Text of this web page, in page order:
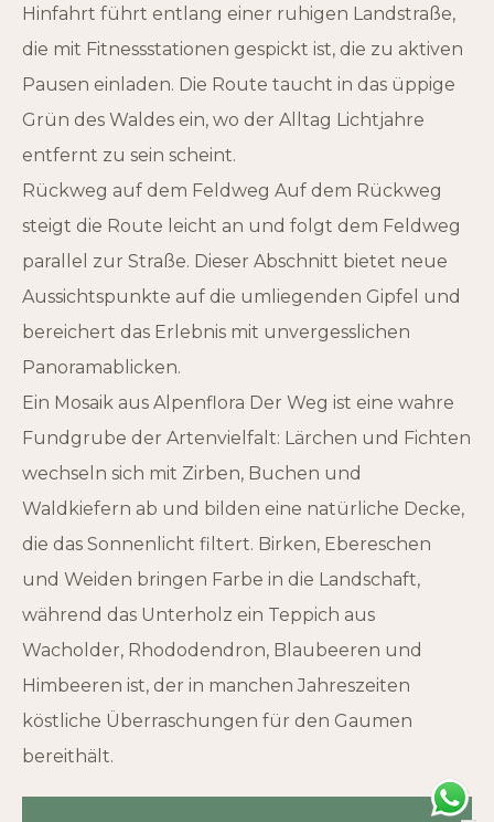
Hinfahrt führt entlang einer ruhigen Landstraße,
die mit Fitnessstationen gespickt ist, die zu aktiven
Pausen einladen. Die Route taucht in das üppige
Grün des Waldes ein, wo der Alltag Lichtjahre
entfernt zu sein scheint.
Rückweg auf dem Feldweg Auf dem Rückweg
steigt die Route leicht an und folgt dem Feldweg
parallel zur Straße. Dieser Abschnitt bietet neue
Aussichtspunkte auf die umliegenden Gipfel und
bereichert das Erlebnis mit unvergesslichen
Panoramablicken.
Ein Mosaik aus Alpenflora Der Weg ist eine wahre
Fundgrube der Artenvielfalt: Lärchen und Fichten
wechseln sich mit Zirben, Buchen und
Waldkiefern ab und bilden eine natürliche Decke,
die das Sonnenlicht filtert. Birken, Ebereschen
und Weiden bringen Farbe in die Landschaft,
während das Unterholz ein Teppich aus
Wacholder, Rhododendron, Blaubeeren und
Himbeeren ist, der in manchen Jahreszeiten
köstliche Überraschungen für den Gaumen
bereithält.